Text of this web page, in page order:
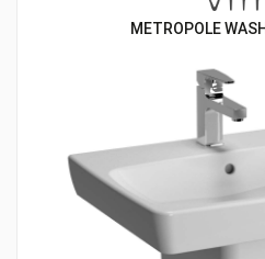
METROPOLE